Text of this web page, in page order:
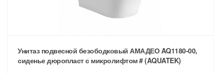
Унитаз подвесной безободковый АМАДЕО AQ1180-00,
сиденье дюропласт с микролифтом # (AQUATEK)